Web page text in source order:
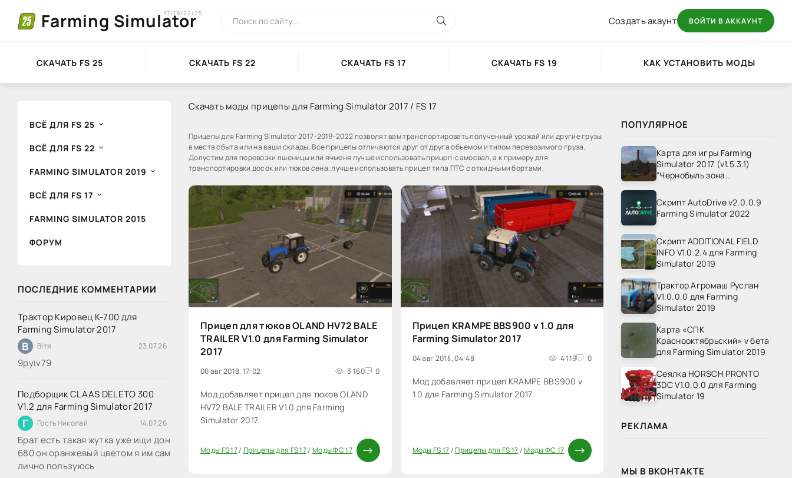
Farming Simulator
17/19/22/25
Создать акаунт ВОЙТИ В АККАУНТ
СКАЧАТЬ FS 25 СКАЧАТЬ FS 22 СКАЧАТЬ FS 17 СКАЧАТЬ FS 19 КАК УСТАНОВИТЬ МОДЫ
ВСЁ ДЛЯ FS 25
ВСЁ ДЛЯ FS 22
FARMING SIMULATOR 2019
ВСЁ ДЛЯ FS 17
FARMING SIMULATOR 2015
ФОРУМ
ПОСЛЕДНИЕ КОММЕНТАРИИ
Трактор Кировец К-700 для
Farming Simulator 2017
В Вітя 23.07.26
9руіv79
Подборщик CLAAS DELETO 300
V1.2 для Farming Simulator 2017
Г Гость Николай 14.07.26
Брат есть такая жутка уже ищи дон
680 он оранжевый цветом я им сам
лично пользуюсь
Скачать моды прицепы для Farming Simulator 2017 / FS 17
Прицепы для Farming Simulator 2017-2019-2022 позволят вам транспортировать полученный урожай или другие грузы
в места сбыта или на ваши склады. Все прицепы отличаются друг от друга объемом и типом перевозимого груза.
Допустим для перевозки пшеницы или ячменя лучше использовать прицеп-самосвал, а к примеру для
транспортировки досок или тюков сена, лучше использовать прицеп типа ПТС с откидными бортами.
Прицеп для тюков OLAND HV72 BALE
TRAILER V1.0 для Farming Simulator
2017
06 авг 2018, 17:02 3 160 0
Мод добавляет прицеп для тюков OLAND
HV72 BALE TRAILER V1.0 для Farming
Simulator 2017.
20
Моды FS 17/ Прицепы для FS 17/ Моды ФС 17
Прицеп KRAMPE BBS900 v 1.0 для
Farming Simulator 2017
04 авг 2018, 04:48 4 119 0
Мод добавляет прицеп KRAMPE BBS900 v
1.0 для Farming Simulator 2017.
20
Моды FS 17/Прицепы для FS 17/Моды ФС 17
ПОПУЛЯРНОЕ
Карта для игры Farming
Simulator 2017 (v1.5.3.1)
"Чернобыль зона
Скрипт AutoDrive v2.0.0.9
Farming Simulator 2022
Скрипт ADDITIONAL FIELD
INFO V1.0.2.4 для Farming
Simulator 2019
Трактор Агромаш Руслан
V1.0.0.0 для Farming
Simulator 2019
Карта «СПК
Краснооктябрьский» v бета
для Farming Simulator 2019
Сеялка HORSCH PRONTO
3DC V1.0.0.0 для Farming
Simulator 19
РЕКЛАМА
МЫ В ВКОНТАКТЕ